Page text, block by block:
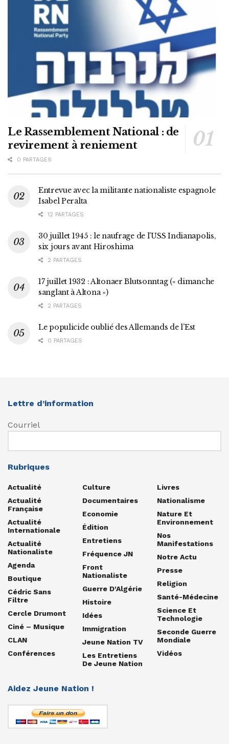
Le Rassemblement National : de
revirement à reniement
0 PARTAGES
Entrevue avec la militante nationaliste espagnole
Isabel Peralta
12 PARTAGES
30 juillet 1945 : le naufrage de l’USS Indianapolis,
six jours avant Hiroshima
2 PARTAGES
17 juillet 1932 : Altonaer Blutsonntag (« dimanche
sanglant à Altona »)
2 PARTAGES
Le populicide oublié des Allemands de l’Est
0 PARTAGES
Lettre d’information
Courriel
Rubriques
Actualité
Actualité
Française
Actualité
Internationale
Actualité
Nationaliste
Agenda
Boutique
Cédric Sans
Filtre
Cercle Drumont
Ciné – Musique
CLAN
Conférences
Culture
Documentaires
Economie
Édition
Entretiens
Fréquence JN
Front
Nationaliste
Guerre D'Algérie
Histoire
Idées
Immigration
Jeune Nation TV
Les Entretiens
De Jeune Nation
Livres
Nationalisme
Nature Et
Environnement
Nos
Manifestations
Notre Actu
Presse
Religion
Santé-Médecine
Science Et
Technologie
Seconde Guerre
Mondiale
Vidéos
Aidez Jeune Nation !